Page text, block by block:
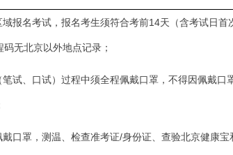
报名考试，报名考生须符合考前14天（含考试日首
码无北京以外地点记录；
试、口试）过程中须全程佩戴口罩，不得因佩戴口
口罩，测温、检查准考证/身份证、查验北京健康宝